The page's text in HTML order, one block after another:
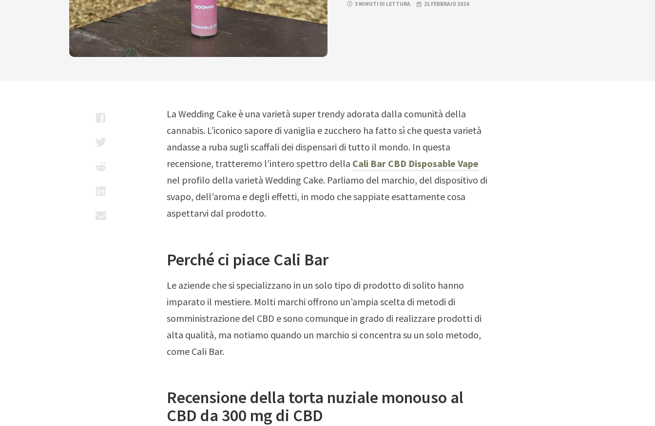
3 MINUTI DI LETTURA 21 FEBBRAIO 2024
La Wedding Cake è una varietà super trendy adorata dalla comunità della
cannabis. L’iconico sapore di vaniglia e zucchero ha fatto sì che questa varietà
andasse a ruba sugli scaffali dei dispensari di tutto il mondo. In questa
recensione, tratteremo l’intero spettro della Cali Bar CBD Disposable Vape
nel profilo della varietà Wedding Cake. Parliamo del marchio, del dispositivo di
svapo, dell’aroma e degli effetti, in modo che sappiate esattamente cosa
aspettarvi dal prodotto.
Perché ci piace Cali Bar
Le aziende che si specializzano in un solo tipo di prodotto di solito hanno
imparato il mestiere. Molti marchi offrono un’ampia scelta di metodi di
somministrazione del CBD e sono comunque in grado di realizzare prodotti di
alta qualità, ma notiamo quando un marchio si concentra su un solo metodo,
come Cali Bar.
Recensione della torta nuziale monouso al
CBD da 300 mg di CBD